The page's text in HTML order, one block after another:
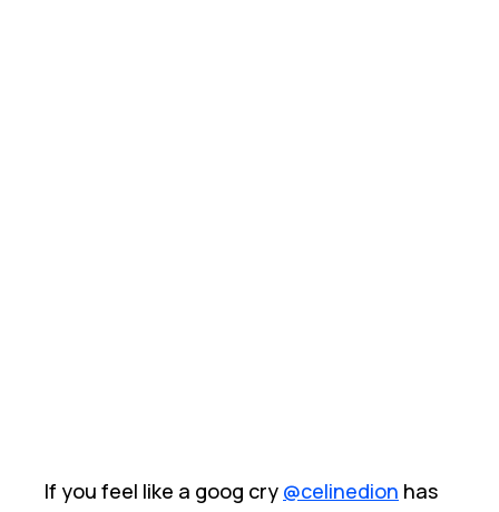
If you feel like a goog cry @celinedion has